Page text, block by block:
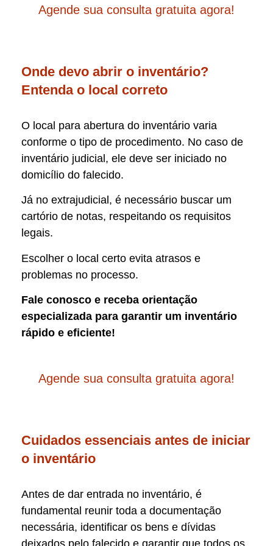
Agende sua consulta gratuita agora!
Onde devo abrir o inventário?
Entenda o local correto
O local para abertura do inventário varia
conforme o tipo de procedimento. No caso de
inventário judicial, ele deve ser iniciado no
domicílio do falecido.
Já no extrajudicial, é necessário buscar um
cartório de notas, respeitando os requisitos
legais.
Escolher o local certo evita atrasos e
problemas no processo.
Fale conosco e receba orientação
especializada para garantir um inventário
rápido e eficiente!
Agende sua consulta gratuita agora!
Cuidados essenciais antes de iniciar
o inventário
Antes de dar entrada no inventário, é
fundamental reunir toda a documentação
necessária, identificar os bens e dívidas